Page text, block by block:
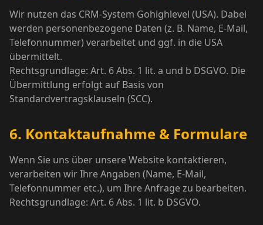
Wir nutzen das CRM-System Gohighlevel (USA). Dabei
werden personenbezogene Daten (z. B. Name, E-Mail,
Telefonnummer) verarbeitet und ggf. in die USA
übermittelt.
Rechtsgrundlage: Art. 6 Abs. 1 lit. a und b DSGVO. Die
Übermittlung erfolgt auf Basis von
Standardvertragsklauseln (SCC).
6. Kontaktaufnahme & Formulare
Wenn Sie uns über unsere Website kontaktieren,
verarbeiten wir Ihre Angaben (Name, E-Mail,
Telefonnummer etc.), um Ihre Anfrage zu bearbeiten.
Rechtsgrundlage: Art. 6 Abs. 1 lit. b DSGVO.